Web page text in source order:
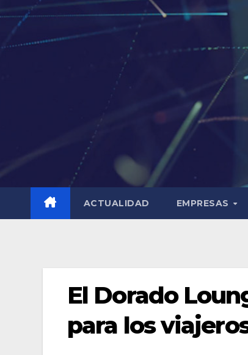
ACTUALIDAD EMPRESAS
El Dorado
para los